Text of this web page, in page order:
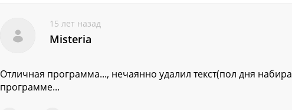
15 лет назад
Misteria
Отличная программа..., нечаянно удалил текст(пол дня
программе...